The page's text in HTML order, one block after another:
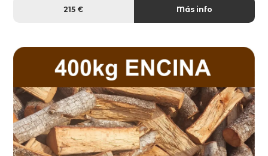
215 € Más info